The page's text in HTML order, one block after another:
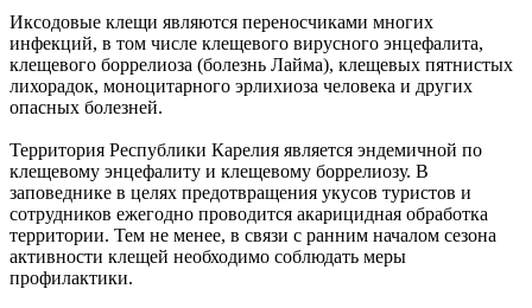
Иксодовые клещи являются переносчиками многих
инфекций, в том числе клещевого вирусного энцефалита,
клещевого боррелиоза (болезнь Лайма), клещевых пятнистых
лихорадок, моноцитарного эрлихиоза человека и других
опасных болезней.
Территория Республики Карелия является эндемичной по
клещевому энцефалиту и клещевому боррелиозу. В
заповеднике в целях предотвращения укусов туристов и
сотрудников ежегодно проводится акарицидная обработка
территории. Тем не менее, в связи с ранним началом сезона
активности клещей необходимо соблюдать меры
профилактики.